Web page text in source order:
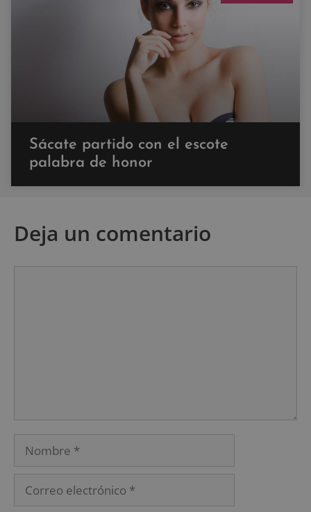
Sácate partido con el escote
palabra de honor
Deja un comentario